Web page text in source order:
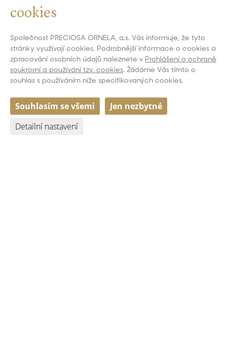
cookies
Společnost PRECIOSA ORNELA, a.s. Vás informuje, že tyto
stránky využívají cookies. Podrobnější informace o cookies a
zpracování osobních údajů naleznete v Prohlášení o ochraně
soukromí a používání tzv. cookies. Žádáme Vás tímto o
souhlas s používáním níže specifikovaných cookies.
Souhlasím se všemi
Jen nezbytné
Detailní nastavení